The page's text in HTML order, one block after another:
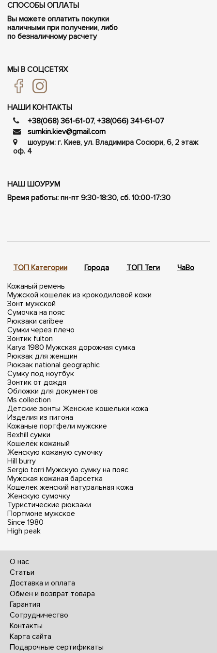
СПОСОБЫ ОПЛАТЫ
Вы можете оплатить покупки
наличными при получении, либо
по безналичному расчету
МЫ В СОЦСЕТЯХ
НАШИ КОНТАКТЫ
+38(068) 361-61-07, +38(066) 341-61-07
sumkin.kiev@gmail.com
шоурум: г. Киев, ул. Владимира Сосюри, ​​6, 2 этаж
оф. 4
НАШ ШОУРУМ
Время работы: пн-пт 9:30-18:30, сб. 10:00-17:30
ТОП Категории Города ТОП Теги ЧаВо
Кожаный ремень
Мужской кошелек из крокодиловой кожи
Зонт мужской
Сумочка на пояс
Рюкзаки caribee
Сумки через плечо
Зонтик fulton
Karya 1980 Мужская дорожная сумка
Рюкзак для женщин
Рюкзак national geographic
Сумку под ноутбук
Зонтик от дождя
Обложки для документов
Ms collection
Детские зонты Женские кошельки кожа
Изделия из питона
Кожаные портфели мужские
Bexhill сумки
Кошелёк кожаный
Женскую кожаную сумочку
Hill burry
Sergio torri Мужскую сумку на пояс
Мужская кожаная барсетка
Кошелек женский натуральная кожа
Женскую сумочку
Туристические рюкзаки
Портмоне мужское
Since 1980
High peak
О нас
Статьи
Доставка и оплата
Обмен и возврат товара
Гарантия
Сотрудничество
Контакты
Карта сайта
Подарочные сертификаты